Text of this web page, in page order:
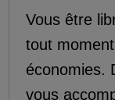
Vous être
tout
économies.
vous